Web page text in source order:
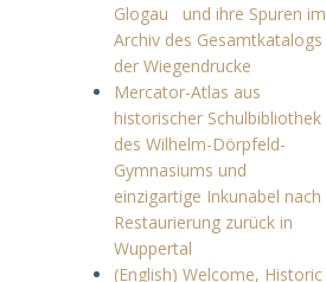
Glogau und ihre Spuren im
Archiv des Gesamtkatalogs
der Wiegendrucke
Mercator-Atlas aus
historischer Schulbibliothek
des Wilhelm-Dörpfeld-
Gymnasiums und
einzigartige Inkunabel nach
Restaurierung zurück in
Wuppertal
(English) Welcome, Historic